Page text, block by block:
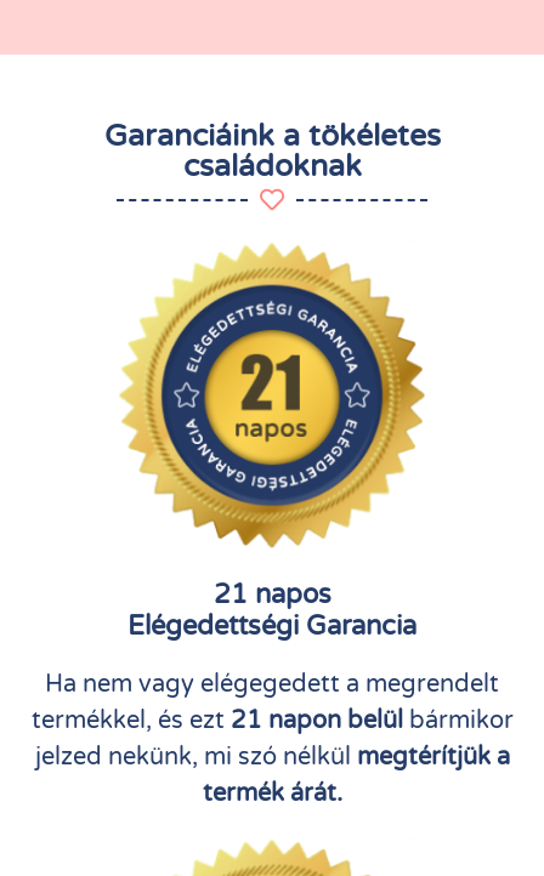
Garanciáink a tökéletes
családoknak
21 napos
Elégedettségi Garancia
Ha nem vagy elégegedett a megrendelt
termékkel, és ezt 21 napon belülbármikor
jelzed nekünk, mi szó nélkül megtérítjük a
termék árát.